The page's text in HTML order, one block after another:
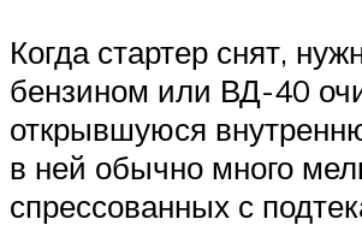
Когда стартер снят,
бензином или ВД-40
открывшуюся
в ней обычно много
спрессованных с